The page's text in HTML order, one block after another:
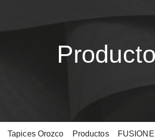
Tapices Orozco Productos> FUSIONE